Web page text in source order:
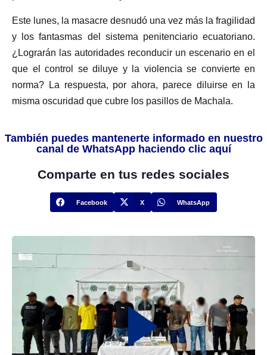
Este lunes, la masacre desnudó una vez más la fragilidad
y los fantasmas del sistema penitenciario ecuatoriano.
¿Lograrán las autoridades reconducir un escenario en el
que el control se diluye y la violencia se convierte en
norma? La respuesta, por ahora, parece diluirse en la
misma oscuridad que cubre los pasillos de Machala.
También puedes mantenerte informado en nuestro
canal de WhatsApp haciendo clic aquí
Comparte en tus redes sociales
Facebook X WhatsApp